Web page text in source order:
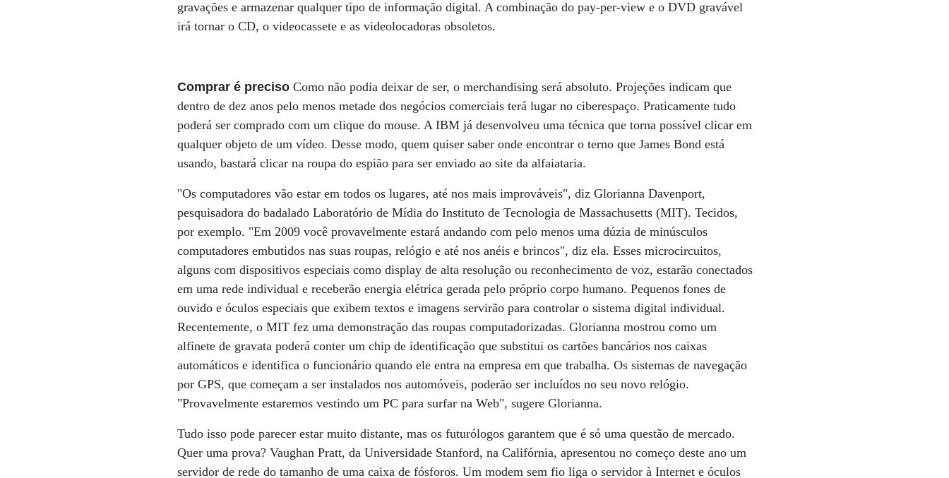
gravações e armazenar qualquer tipo de informação digital. A combinação do pay-per-view e o DVD gravável
irá tornar o CD, o videocassete e as videolocadoras obsoletos.
Comprar é precisoComo não podia deixar de ser, o merchandising será absoluto. Projeções indicam que
dentro de dez anos pelo menos metade dos negócios comerciais terá lugar no ciberespaço. Praticamente tudo
poderá ser comprado com um clique do mouse. A IBM já desenvolveu uma técnica que torna possível clicar em
qualquer objeto de um vídeo. Desse modo, quem quiser saber onde encontrar o terno que James Bond está
usando, bastará clicar na roupa do espião para ser enviado ao site da alfaiataria.
"Os computadores vão estar em todos os lugares, até nos mais improváveis", diz Glorianna Davenport,
pesquisadora do badalado Laboratório de Mídia do Instituto de Tecnologia de Massachusetts (MIT). Tecidos,
por exemplo. "Em 2009 você provavelmente estará andando com pelo menos uma dúzia de minúsculos
computadores embutidos nas suas roupas, relógio e até nos anéis e brincos", diz ela. Esses microcircuitos,
alguns com dispositivos especiais como display de alta resolução ou reconhecimento de voz, estarão conectados
em uma rede individual e receberão energia elétrica gerada pelo próprio corpo humano. Pequenos fones de
ouvido e óculos especiais que exibem textos e imagens servirão para controlar o sistema digital individual.
Recentemente, o MIT fez uma demonstração das roupas computadorizadas. Glorianna mostrou como um
alfinete de gravata poderá conter um chip de identificação que substitui os cartões bancários nos caixas
automáticos e identifica o funcionário quando ele entra na empresa em que trabalha. Os sistemas de navegação
por GPS, que começam a ser instalados nos automóveis, poderão ser incluídos no seu novo relógio.
"Provavelmente estaremos vestindo um PC para surfar na Web", sugere Glorianna.
Tudo isso pode parecer estar muito distante, mas os futurólogos garantem que é só uma questão de mercado.
Quer uma prova? Vaughan Pratt, da Universidade Stanford, na Califórnia, apresentou no começo deste ano um
servidor de rede do tamanho de uma caixa de fósforos. Um modem sem fio liga o servidor à Internet e óculos